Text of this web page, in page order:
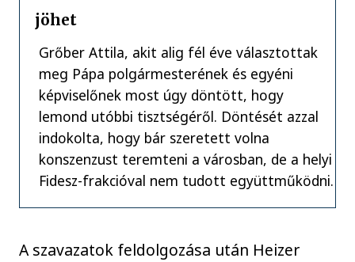
jöhet
Grőber Attila, akit alig fél éve választottak
meg Pápa polgármesterének és egyéni
képviselőnek most úgy döntött, hogy
lemond utóbbi tisztségéről. Döntését azzal
indokolta, hogy bár szeretett volna
konszenzust teremteni a városban, de a helyi
Fidesz-frakcióval nem tudott együttműködni.
A szavazatok feldolgozása után Heizer